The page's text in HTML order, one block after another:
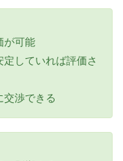
が可能
していれば評価さ
交渉できる